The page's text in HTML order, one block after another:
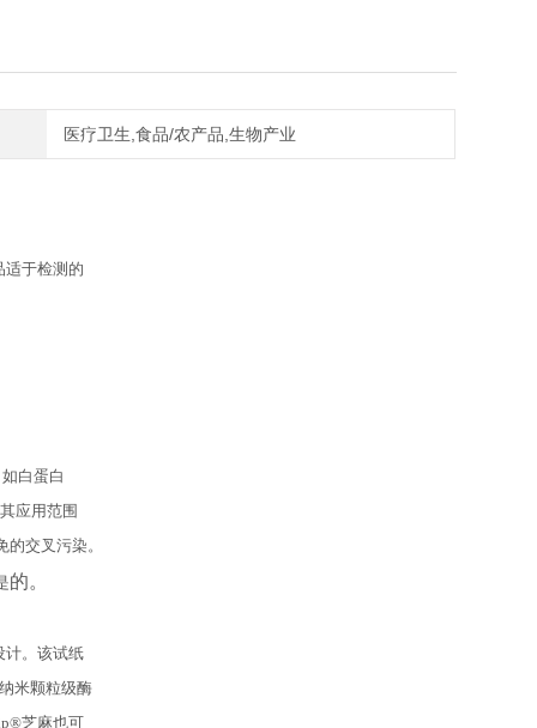
医疗卫生,食品/农产品,生物产业
适于检测的
白蛋白
应用范围
交叉污染。
的。
计。该试纸
米颗粒级酶
芝麻也可